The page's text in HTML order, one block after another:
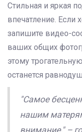
Стильная и яркая
впечатление. Если
запишите видео-
ваших общих
этому
останется
"Самое
нашим
внимание," –